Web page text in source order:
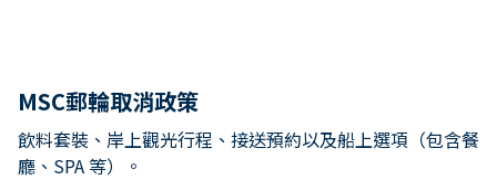
MSC郵輪取消政策
飲料套裝、岸上觀光行程、接送預約以及船上選項（包含餐
廳、SPA 等）。